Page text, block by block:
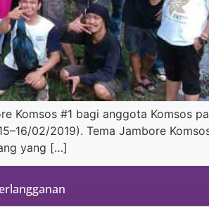
Komsos #1 bagi anggota Komsos
02/2019). Tema Jambore
yang […]